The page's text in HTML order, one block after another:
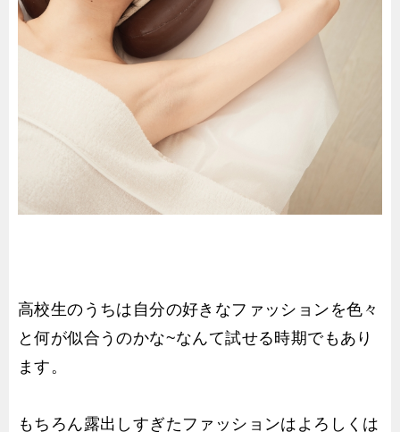
高校生のうちは自分の好きなファッションを色々
と何が似合うのかな~なんて試せる時期でもあり
ます。
もちろん露出しすぎたファッションはよろしくは